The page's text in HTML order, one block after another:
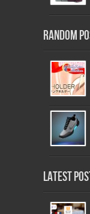
Random
Latest